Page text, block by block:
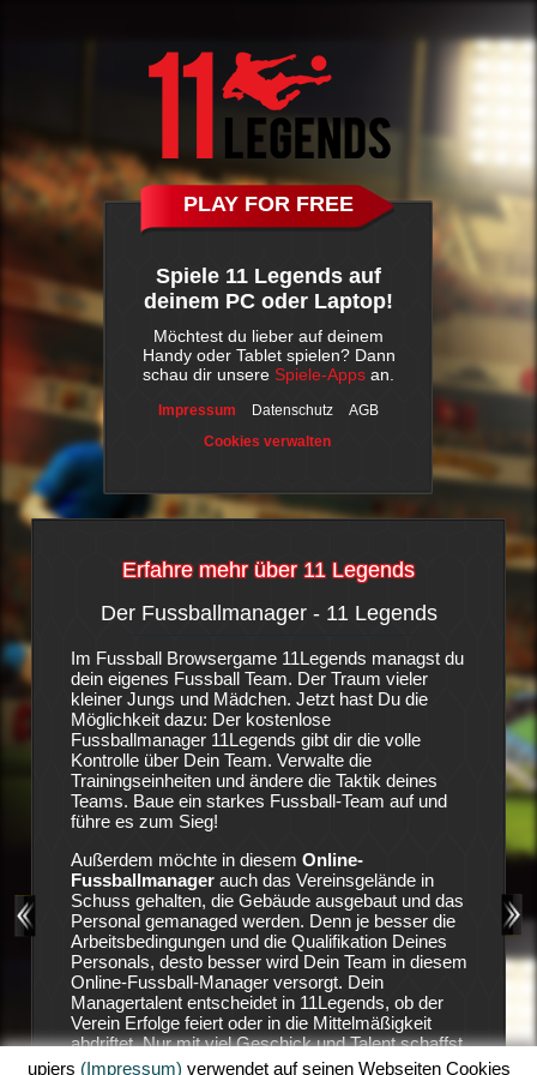
PLAY FOR FREE
Spiele 11 Legends auf
deinem PC oder Laptop!
Möchtest du lieber auf deinem
Handy oder Tablet spielen? Dann
schau dir unsere Spiele-Apps an.
Impressum Datenschutz
AGB
Cookies verwalten
Erfahre mehr über 11 Legends
viel
Der Fussballmanager - 11 Legends
Im Fussball Browsergame 11Legends managst du
dein eigenes Fussball Team. Der Traum vieler
kleiner Jungs und Mädchen. Jetzt hast Du die
Möglichkeit dazu: Der kostenlose
Fussballmanager 11Legends gibt dir die volle
Kontrolle über Dein Team. Verwalte die
Trainingseinheiten und ändere die Taktik deines
Teams. Baue ein starkes Fussball-Team auf und
führe es zum Sieg!
Außerdem möchte in diesem Online-
Fussballmanagerauch das Vereinsgelände in
Schuss gehalten, die Gebäude ausgebaut und das
Personal gemanaged werden. Denn je besser die
Arbeitsbedingungen und die Qualifikation Deines
Personals, desto besser wird Dein Team in diesem
Online-Fussball-Manager versorgt. Dein
Managertalent entscheidet in 11Legends, ob der
Verein Erfolge feiert oder in die Mittelmäßigkeit
abdriftet. Nur mit viel Geschick und Talent schaffst
Du es in diesem Fussball-Browserspiel Erfolge zu
nicht
auf
den
11
Deine
dein
Erfolgen
upjers (Impressum) verwendet auf seinen Webseiten Cookies